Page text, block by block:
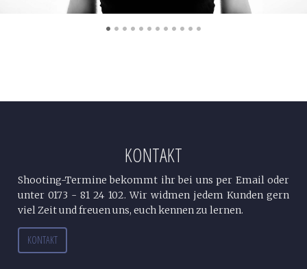
••••••••••••
KONTAKT
Shooting-Termine bekommt ihr bei uns per Email oder
unter 0173 - 81 24 102. Wir widmen jedem Kunden gern
viel Zeit und freuen uns, euch kennen zu lernen.
KONTAKT